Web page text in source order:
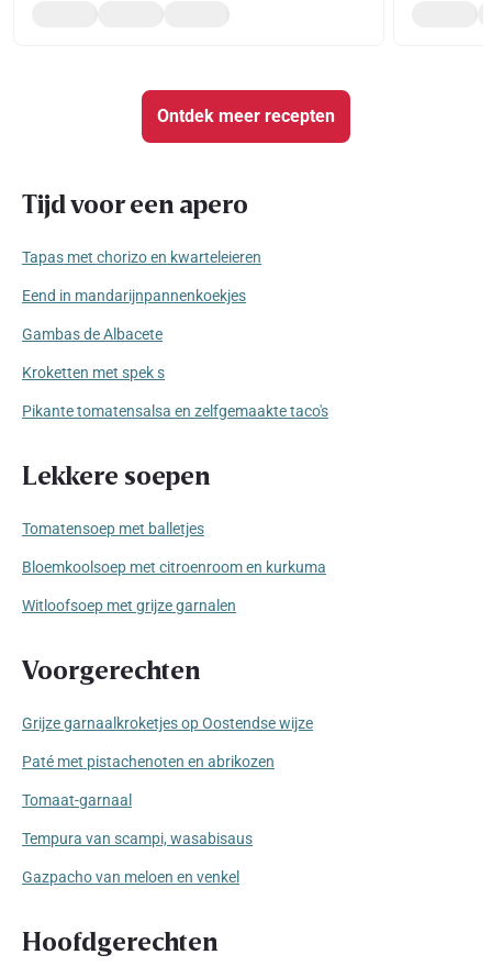
Ontdek meer recepten
Tijd voor een apero
Tapas met chorizo en kwarteleieren
Eend in mandarijnpannenkoekjes
Gambas de Albacete
Kroketten met spek s
Pikante tomatensalsa en zelfgemaakte taco's
Lekkere soepen
Tomatensoep met balletjes
Bloemkoolsoep met citroenroom en kurkuma
Witloofsoep met grijze garnalen
Voorgerechten
Grijze garnaalkroketjes op Oostendse wijze
Paté met pistachenoten en abrikozen
Tomaat-garnaal
Tempura van scampi, wasabisaus
Gazpacho van meloen en venkel
Hoofdgerechten